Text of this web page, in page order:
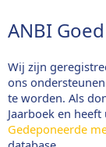
ANBI
Wij zijn
ons
te worden. Als
Jaarboek en
Gedeponeerde